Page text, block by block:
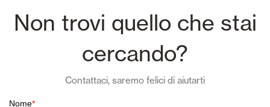
Non trovi quello che stai
cercando?
Contattaci, saremo felici di aiutarti